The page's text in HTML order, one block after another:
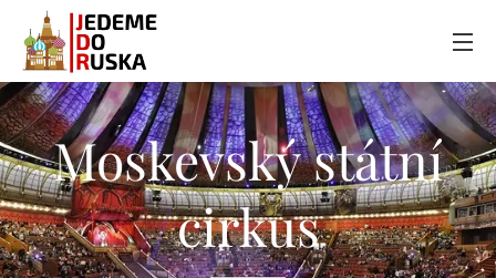
Moskevský státní
cirkus